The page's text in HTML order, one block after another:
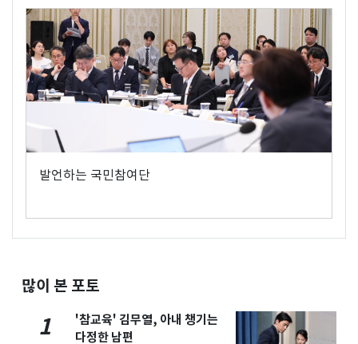
발언하는 국민참여단
많이 본 포토
1
'참교육' 김무열, 아내 챙기는
다정한 남편